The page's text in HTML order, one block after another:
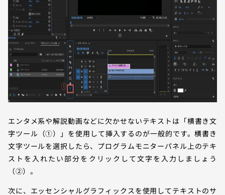
エンタメ系や解説動画などに欠かせないテキストは「横書き文
字ツール（①）」を使用して挿入するのが一般的です。横書き
文字ツールを選択したら、プログラムモニターパネル上のテキ
ストを入れたい部分をクリックして文字を入力しましょう
（②）。
次に、エッセンシャルグラフィックスを使用してテキストのサ